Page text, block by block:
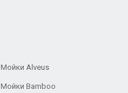
Мойки Alveus
Мойки Bamboo